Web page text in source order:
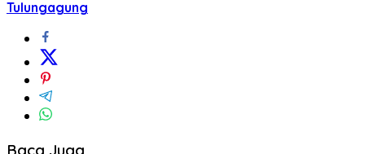
Tulungagung
Baca Juga